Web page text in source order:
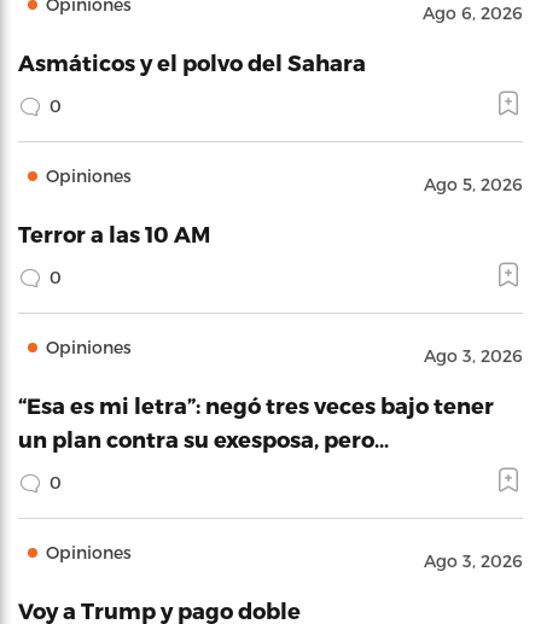
Opiniones Ago 6, 2026
Asmáticos y el polvo del Sahara
0
Opiniones Ago 5, 2026
Terror a las 10 AM
0
Opiniones Ago 3, 2026
“Esa es mi letra”: negó tres veces bajo tener
un plan contra su exesposa, pero…
0
Opiniones Ago 3, 2026
Voy a Trump y pago doble